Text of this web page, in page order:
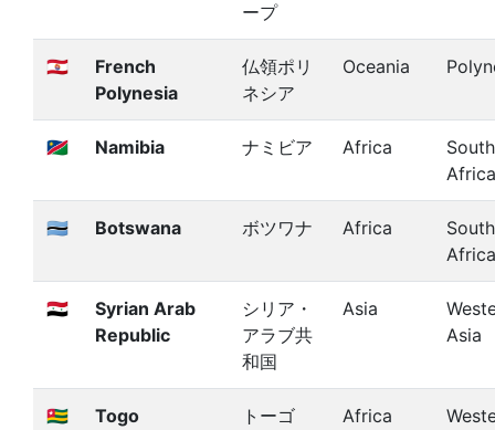
ープ
🇵🇫
French
Polynesia
仏領ポリ
ネシア
Oceania
🇳🇦 Namibia ナミビア Africa
Africa
🇧🇼 Botswana ボツワナ Africa
Africa
🇸🇾
Syrian Arab
Republic
シリア・
アラブ共
和国
Asia
Asia
🇹🇬 Togo トーゴ Africa